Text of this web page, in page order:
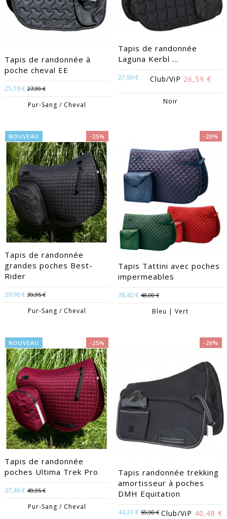
Tapis de randonnée à
poche cheval EE
25,19 € 27,99 €
Pur-Sang / Cheval
Tapis de randonnée
Laguna Kerbl ...
27,99 € Club/ViP 26,59 €
Noir
NOUVEAU -25%
Tapis de randonnée
grandes poches Best-
Rider
29,96 € 39,95 €
Pur-Sang / Cheval
-20%
Tapis Tattini avec poches
impermeables
38,40 € 48,00 €
Bleu | Vert
NOUVEAU -25%
Tapis de randonnée
poches Ultima Trek Pro
37,46 € 49,95 €
Pur-Sang / Cheval
-26%
Tapis randonnée trekking
amortisseur à poches
DMH Equitation
44,33 € 59,90 € Club/ViP 40,48 €